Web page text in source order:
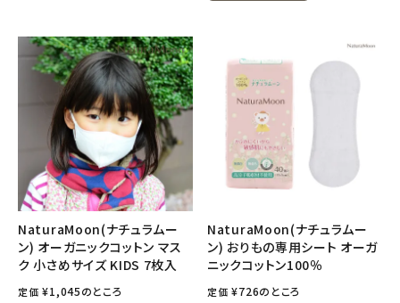
NaturaMoon(ナチュラムー
ン) オーガニックコットン マス
ク 小さめサイズ KIDS 7枚入
定価 ¥1,045のところ
NaturaMoon(ナチュラムー
ン) おりもの専用シート オーガ
ニックコットン100％
定価 ¥726のところ